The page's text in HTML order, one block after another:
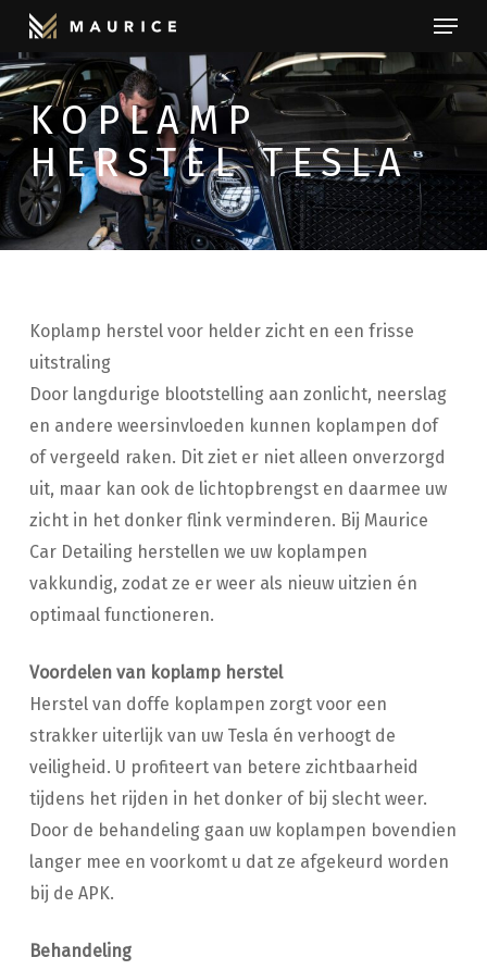
Skip
main
content
Menu
KOPLAMP
HERSTEL TESLA
Koplamp herstel voor helder zicht en een frisse
uitstraling
Door langdurige blootstelling aan zonlicht, neerslag
en andere weersinvloeden kunnen koplampen dof
of vergeeld raken. Dit ziet er niet alleen onverzorgd
uit, maar kan ook de lichtopbrengst en daarmee uw
zicht in het donker flink verminderen. Bij Maurice
Car Detailing herstellen we uw koplampen
vakkundig, zodat ze er weer als nieuw uitzien én
optimaal functioneren.
Voordelen van koplamp herstel
Herstel van doffe koplampen zorgt voor een
strakker uiterlijk van uw Tesla én verhoogt de
veiligheid. U profiteert van betere zichtbaarheid
tijdens het rijden in het donker of bij slecht weer.
Door de behandeling gaan uw koplampen bovendien
langer mee en voorkomt u dat ze afgekeurd worden
bij de APK.
Behandeling
Close
Menu